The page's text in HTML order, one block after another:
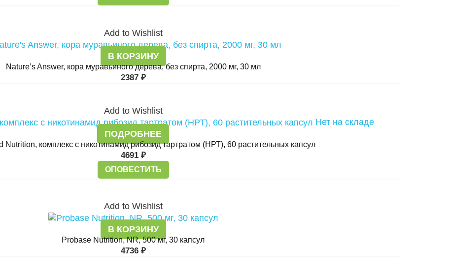
Add to Wishlist
В КОРЗИНУ
Nature’s Answer, кора муравьиного дерева, без спирта, 2000 мг, 30 мл
2387 ₽
Add to Wishlist
Нет на складе
ПОДРОБНЕЕ
Nutrition, комплекс с никотинамид рибозид тартратом (НРТ), 60 растительных капсул
4691 ₽
ОПОВЕСТИТЬ
Add to Wishlist
В КОРЗИНУ
Probase Nutrition, NR, 500 мг, 30 капсул
4736 ₽